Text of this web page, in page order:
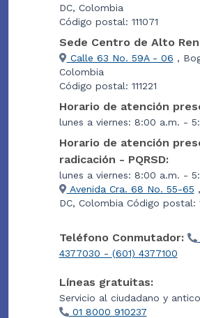
DC, Colombia
Código postal: 111071
Sede Centro de Alto
Calle 63 No. 59A - 06 ,
Colombia
Código postal: 111221
Horario de atención
lunes a viernes: 8:00 a.m. -
Horario de atención
radicación - PQRSD:
lunes a viernes: 8:00 a.m. -
Avenida Cra. 68 No. 55-65
DC, Colombia Código postal:
Teléfono Conmutador:
4377030 - (601) 4377100
Líneas gratuitas:
Servicio al ciudadano y
01 8000 910237